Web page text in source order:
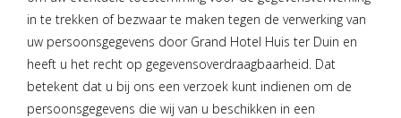
in te trekken of bezwaar te maken tegen de verwerking van
uw persoonsgegevens door Grand Hotel Huis ter Duin en
heeft u het recht op gegevensoverdraagbaarheid. Dat
betekent dat u bij ons een verzoek kunt indienen om de
persoonsgegevens die wij van u beschikken in een